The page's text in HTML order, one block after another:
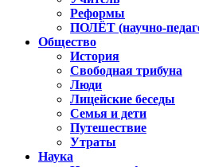
Реформы
ПОЛЁТ (научно-
Общество
История
Свободная трибуна
Люди
Лицейские беседы
Семья и дети
Путешествие
Утраты
Наука